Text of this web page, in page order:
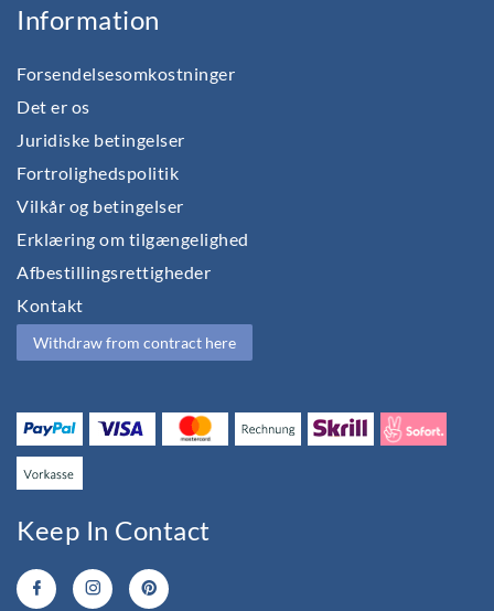
Information
Forsendelsesomkostninger
Det er os
Juridiske betingelser
Fortrolighedspolitik
Vilkår og betingelser
Erklæring om tilgængelighed
Afbestillingsrettigheder
Kontakt
Withdraw from contract here
Keep In Contact